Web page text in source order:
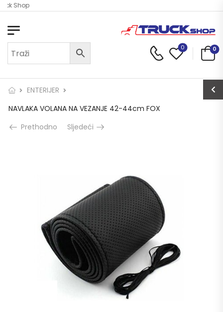
Shop
0 0
ENTERIJER
NAVLAKA VOLANA NA VEZANJE 42-44cm FOX
Prethodno
Sljedeći